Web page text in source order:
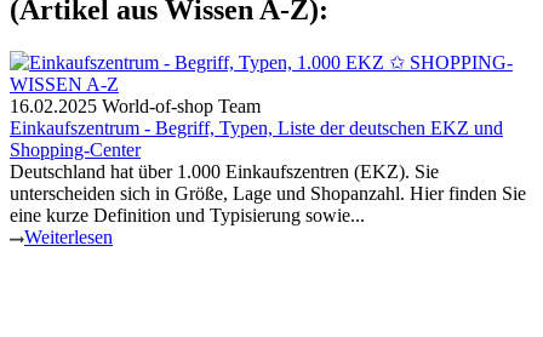
(Artikel aus Wissen A-Z):
16.02.2025 World-of-shop Team
Einkaufszentrum - Begriff, Typen, Liste der deutschen EKZ und
Shopping-Center
Deutschland hat über 1.000 Einkaufszentren (EKZ). Sie
unterscheiden sich in Größe, Lage und Shopanzahl. Hier finden Sie
eine kurze Definition und Typisierung sowie...
Weiterlesen